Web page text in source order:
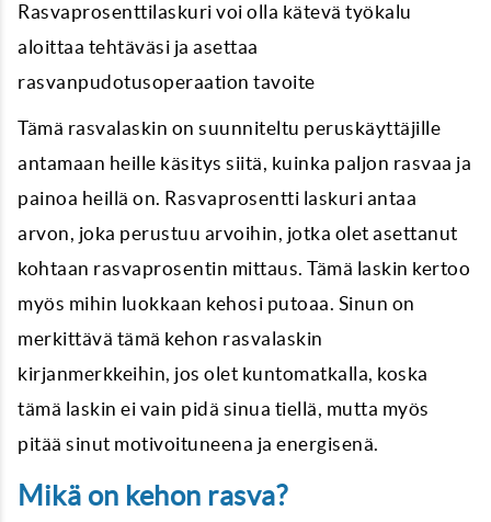
Rasvaprosenttilaskuri voi olla kätevä työkalu
aloittaa tehtäväsi ja asettaa
rasvanpudotusoperaation tavoite
Tämä rasvalaskin on suunniteltu peruskäyttäjille
antamaan heille käsitys siitä, kuinka paljon rasvaa ja
painoa heillä on. Rasvaprosentti laskuri antaa
arvon, joka perustuu arvoihin, jotka olet asettanut
kohtaan rasvaprosentin mittaus. Tämä laskin kertoo
myös mihin luokkaan kehosi putoaa. Sinun on
merkittävä tämä kehon rasvalaskin
kirjanmerkkeihin, jos olet kuntomatkalla, koska
tämä laskin ei vain pidä sinua tiellä, mutta myös
pitää sinut motivoituneena ja energisenä.
Mikä on kehon rasva?